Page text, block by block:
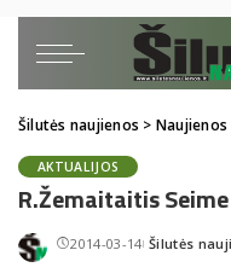
Šilutės naujienos > Naujienos
AKTUALIJOS
R.Žemaitaitis
2014-03-14Posted
Šilutės